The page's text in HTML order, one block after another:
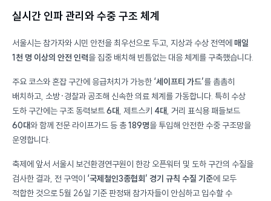
실시간 인파 관리와 수중 구조 체계
서울시는 참가자와 시민 안전을 최우선으로 두고, 지상과 수상 전역에매일
1천 명 이상의 안전 인력
을 집중 배치해 빈틈없는 대응 체계를 구축했습니다.
주요 코스와 혼잡 구간에 응급처치가 가능한 ‘세이프티 가드’를 촘촘히
배치하고, 소방·경찰과 공조해 신속한 의료 체계를 가동합니다. 특히 수상
도하 구간에는 구조 동력보트6대, 제트스키 4대, 거리 표식용 패들보드
60대와 함께 전문 라이프가드 등 총189명을 투입해 안전한 수중 구조망을
운영합니다.
축제에 앞서 서울시 보건환경연구원이 한강 오픈워터 및 도하 구간의 수질을
검사한 결과, 전 구역이 ‘국제철인3종협회’ 경기 규칙 수질 기준에 모두
적합한 것으로 5월 26일 기준 판정돼 참가자들이 안심하고 입수할 수